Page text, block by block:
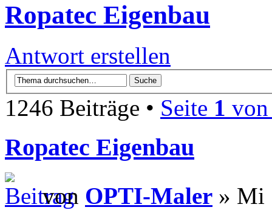
Ropatec Eigenbau
Antwort erstellen
1246 Beiträge • Seite 1
Ropatec Eigenbau
von OPTI-Maler » Mi